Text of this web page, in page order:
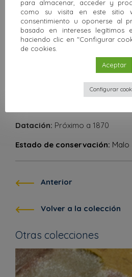
Localización:Facultad de
Departamento:Biología Animal
Procedencia:Museo de la
Situación administrativa:
Francisco de
Datación: Próximo a 1870
Estado de conservación: Malo
Anterior
Volver a la colección
Otras colecciones
para almacenar, acceder y
como su visita en este sitio
consentimiento u oponerse al
basado en intereses legítimos
haciendo clic en "Configurar
de cookies.
Aceptar
Configurar